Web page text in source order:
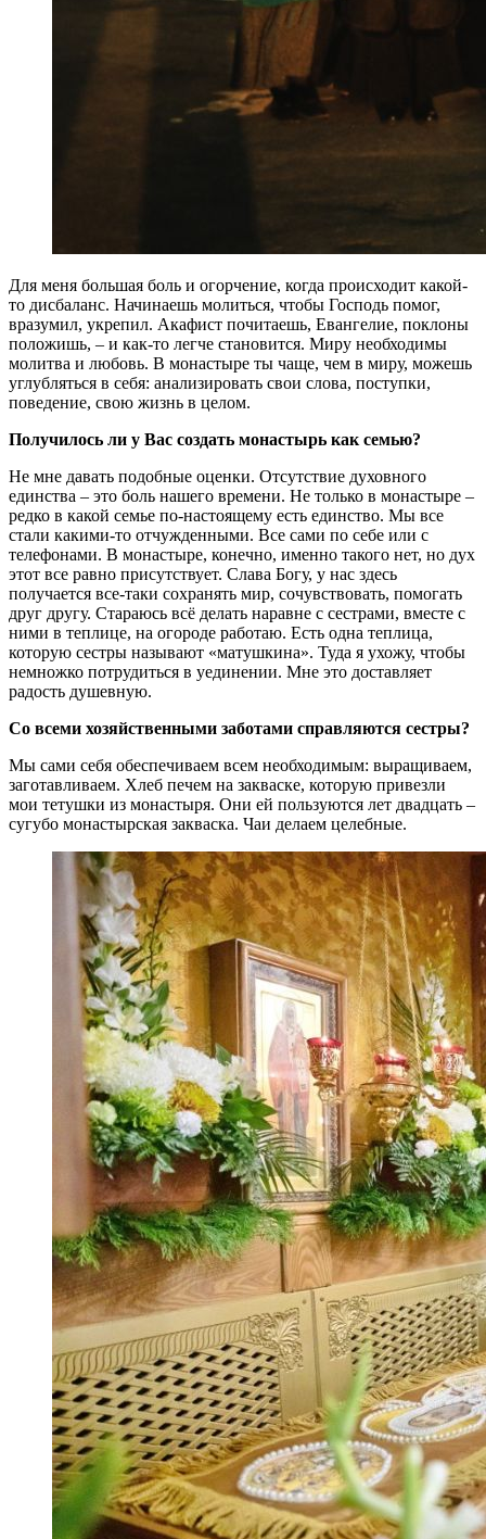
Для меня большая боль и огорчение, когда происходит какой-
то дисбаланс. Начинаешь молиться, чтобы Господь помог,
вразумил, укрепил. Акафист почитаешь, Евангелие, поклоны
положишь, – и как-то легче становится. Миру необходимы
молитва и любовь. В монастыре ты чаще, чем в миру, можешь
углубляться в себя: анализировать свои слова, поступки,
поведение, свою жизнь в целом.
Получилось ли у Вас создать монастырь как семью?
Не мне давать подобные оценки. Отсутствие духовного
единства – это боль нашего времени. Не только в монастыре –
редко в какой семье по-настоящему есть единство. Мы все
стали какими-то отчужденными. Все сами по себе или с
телефонами. В монастыре, конечно, именно такого нет, но дух
этот все равно присутствует. Слава Богу, у нас здесь
получается все-таки сохранять мир, сочувствовать, помогать
друг другу. Стараюсь всё делать наравне с сестрами, вместе с
ними в теплице, на огороде работаю. Есть одна теплица,
которую сестры называют «матушкина». Туда я ухожу, чтобы
немножко потрудиться в уединении. Мне это доставляет
радость душевную.
Со всеми хозяйственными заботами справляются сестры?
Мы сами себя обеспечиваем всем необходимым: выращиваем,
заготавливаем. Хлеб печем на закваске, которую привезли
мои тетушки из монастыря. Они ей пользуются лет двадцать –
сугубо монастырская закваска. Чаи делаем целебные.